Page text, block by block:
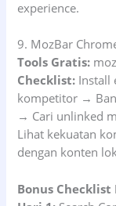
experience.
9. MozBar
Tools Gratis:
Checklist: Install
kompetitor →
→ Cari unlinked
Lihat kekuatan
dengan konten
Bonus